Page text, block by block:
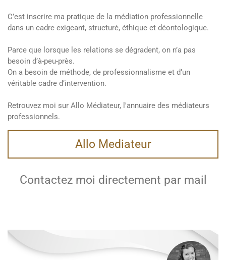
C’est inscrire ma pratique de la médiation professionnelle
dans un cadre exigeant, structuré, éthique et déontologique.
Parce que lorsque les relations se dégradent, on n’a pas
besoin d’à-peu-près.
On a besoin de méthode, de professionnalisme et d’un
véritable cadre d’intervention.
Retrouvez moi sur Allo Médiateur, l'annuaire des médiateurs
professionnels.
Allo Mediateur
Contactez moi directement par mail